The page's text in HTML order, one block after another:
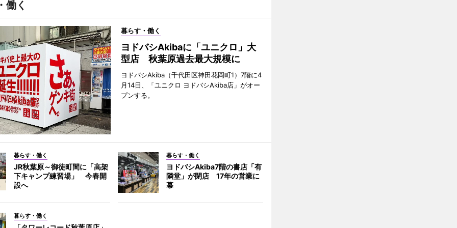
働く
暮らす・働く
ヨドバシAkibaに「ユニクロ」大
型店 秋葉原過去最大規模に
ヨドバシAkiba（千代田区神田花岡町1）7階に4
月14日、「ユニクロ ヨドバシAkiba店」がオー
プンする。
暮らす・働く
JR秋葉原～御徒町間に「高架
下キャンプ練習場」 今春開
設へ
暮らす・働く
ヨドバシAkiba7階の書店「有
隣堂」が閉店 17年の営業に
幕
暮らす・働く